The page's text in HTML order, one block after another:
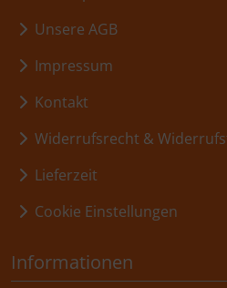
Unsere AGB
Impressum
Kontakt
Widerrufsrecht &
Lieferzeit
Cookie Einstellungen
Informationen